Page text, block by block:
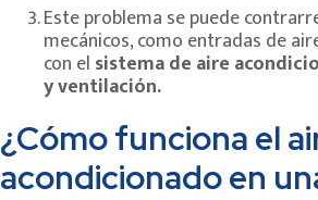
Este problema se puede
mecánicos, como entradas de
con el sistema de aire
y ventilación.
¿Cómo funciona el
acondicionado en